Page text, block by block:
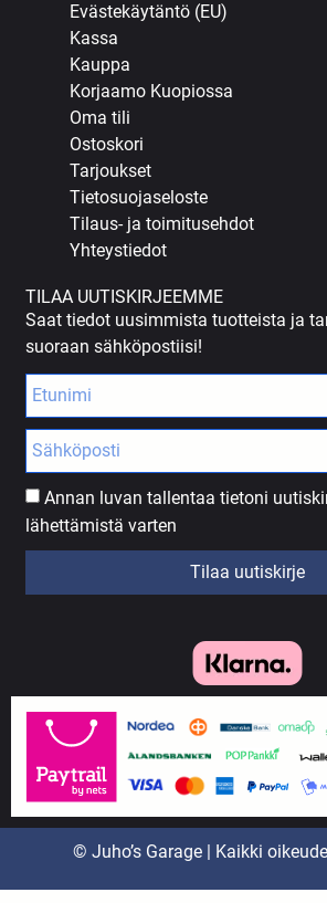
Evästekäytäntö (EU)
Kassa
Kauppa
Korjaamo Kuopiossa
Oma tili
Ostoskori
Tarjoukset
Tietosuojaseloste
Tilaus- ja toimitusehdot
Yhteystiedot
TILAA UUTISKIRJEEMME
Saat tiedot uusimmista tuotteista ja
suoraan sähköpostiisi!
Annan luvan tallentaa tietoni
lähettämistä varten
Tilaa uutiskirje
© Juho’s Garage | Kaikki